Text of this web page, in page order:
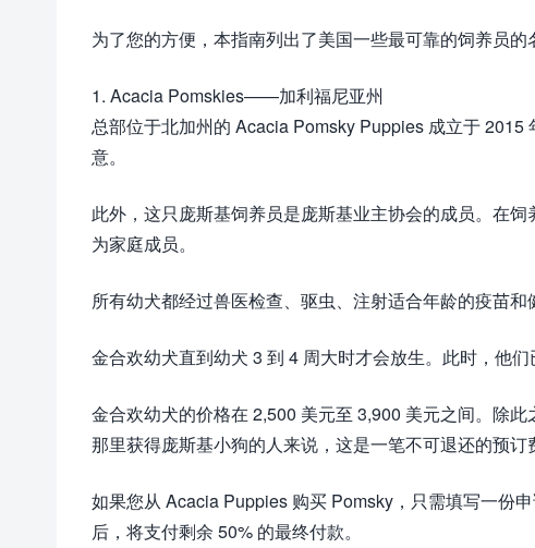
为了您的方便，本指南列出了美国一些最可靠的饲养员的
1. Acacia Pomskies——加利福尼亚州
总部位于北加州的 Acacia Pomsky Puppies 成立于
意。
此外，这只庞斯基饲养员是庞斯基业主协会的成员。在
为家庭成员。
所有幼犬都经过兽医检查、驱虫、注射适合年龄的疫苗和
金合欢幼犬直到幼犬 3 到 4 周大时才会放生。此时，他们
金合欢幼犬的价格在 2,500 美元至 3,900 美元之间。除
那里获得庞斯基小狗的人来说，这是一笔不可退还的预订
如果您从 Acacia Puppies 购买 Pomsky，只需填写一份
后，将支付剩余 50% 的最终付款。